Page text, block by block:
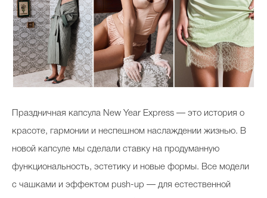
Праздничная капсула New Year Express — это история о
красоте, гармонии и неспешном наслаждении жизнью. В
новой капсуле мы сделали ставку на продуманную
функциональность, эстетику и новые формы. Все модели
с чашками и эффектом push-up — для естественной